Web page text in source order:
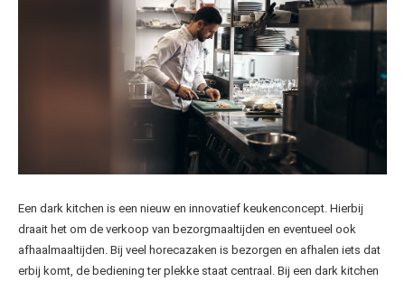
Een dark kitchen is een nieuw en innovatief keukenconcept. Hierbij
draait het om de verkoop van bezorgmaaltijden en eventueel ook
afhaalmaaltijden. Bij veel horecazaken is bezorgen en afhalen iets dat
erbij komt, de bediening ter plekke staat centraal. Bij een dark kitchen